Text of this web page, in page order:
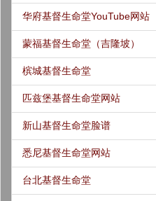
华府基督生命堂YouTube网站
蒙福基督生命堂（吉隆坡）
槟城基督生命堂
匹兹堡基督生命堂网站
新山基督生命堂脸谱
悉尼基督生命堂网站
台北基督生命堂